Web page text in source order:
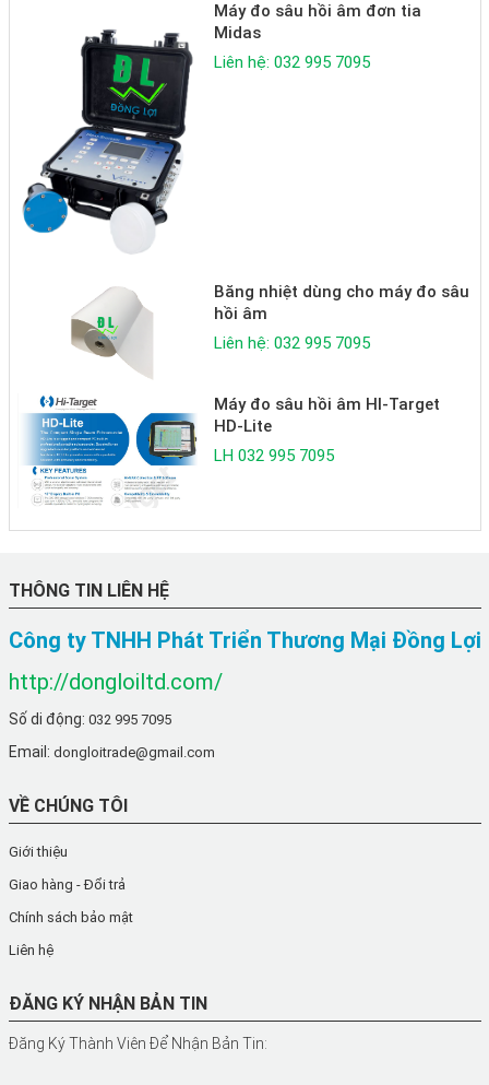
Máy đo sâu hồi âm đơn tia
Midas
Liên hệ: 032 995 7095
Băng nhiệt dùng cho máy đo sâu
hồi âm
Liên hệ: 032 995 7095
Máy đo sâu hồi âm HI-Target
HD-Lite
LH 032 995 7095
THÔNG TIN LIÊN HỆ
Công ty TNHH Phát Triển Thương Mại Đồng Lợi
http://dongloiltd.com/
Số di động: 032 995 7095
Email: dongloitrade@gmail.com
VỀ CHÚNG TÔI
Giới thiệu
Giao hàng - Đổi trả
Chính sách bảo mật
Liên hệ
ĐĂNG KÝ NHẬN BẢN TIN
Đăng Ký Thành Viên Để Nhận Bản Tin: